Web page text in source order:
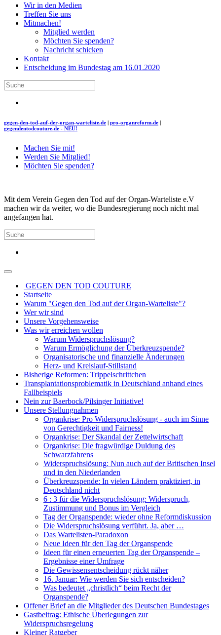
Wir in den Medien
Treffen Sie uns
Mitmachen!
Mitglied werden
Möchten Sie spenden?
Nachricht schicken
Kontakt
Entscheidung im Bundestag am 16.01.2020
gegen-den-tod-auf-der-organ-warteliste.de | pro-organreform.de |
gegendentodcouture.de - NEU!
Machen Sie mit!
Werden Sie Mitglied!
Möchten Sie spenden?
Mit dem Verein Gegen den Tod auf der Organ-Warteliste e.V
machen wir da weiter, wo die Bundesregierung noch nicht mal
angefangen hat.
GEGEN DEN TOD COUTURE
Startseite
Warum "Gegen den Tod auf der Organ-Warteliste"?
Wer wir sind
Unsere Vorgehensweise
Was wir erreichen wollen
Warum Widerspruchslösung?
Warum Ermöglichung der Überkreuzspende?
Organisatorische und finanzielle Änderungen
Herz- und Kreislauf-Stillstand
Bisherige Reformen: Trippelschrittchen
Transplantationsproblematik in Deutschland anhand eines
Fallbeispiels
Nein zur Baerbock/Pilsinger Initiative!
Unsere Stellungnahmen
Organkrise: Pro Widerspruchslösung - auch im Sinne
von Gerechtigkeit und Fairness!
Organkrise: Der Skandal der Zettelwirtschaft
Organkrise: Die fragwürdige Duldung des
Schwarzfahrens
Widerspruchslösung: Nun auch auf der Britischen Insel
und in den Niederlanden
Überkreuzspende: In vielen Ländern praktiziert, in
Deutschland nicht
6 : 3 für die Widerspruchslösung: Widerspruch,
Zustimmung und Bonus im Vergleich
Tag der Organspende: wieder ohne Reformdiskussion
Die Widerspruchslösung verführt. Ja, aber …
Das Wartelisten-Paradoxon
Neue Ideen für den Tag der Organspende
Ideen für einen erneuerten Tag der Organspende –
Ergebnisse einer Umfrage
Die Gewissensentscheidung rückt näher
16. Januar: Wie werden Sie sich entscheiden?
Was bedeutet „christlich“ beim Recht der
Organspende?
Offener Brief an die Mitglieder des Deutschen Bundestages
Gastbeitrag: Ethische Überlegungen zur
Widerspruchsregelung
Kleiner Ratgeber